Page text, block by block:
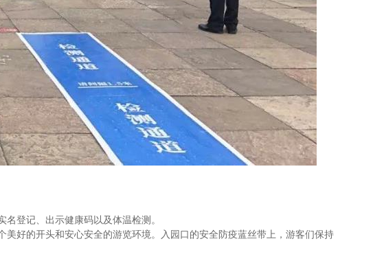
登记、出示健康码以及体温检测。
好的开头和安心安全的游览环境。入园口的安全防疫蓝丝带上，游客们保持